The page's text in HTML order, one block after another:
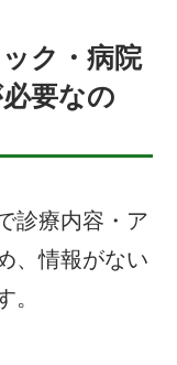
ク・病院
要なの
診療内容・ア
、情報がない
。